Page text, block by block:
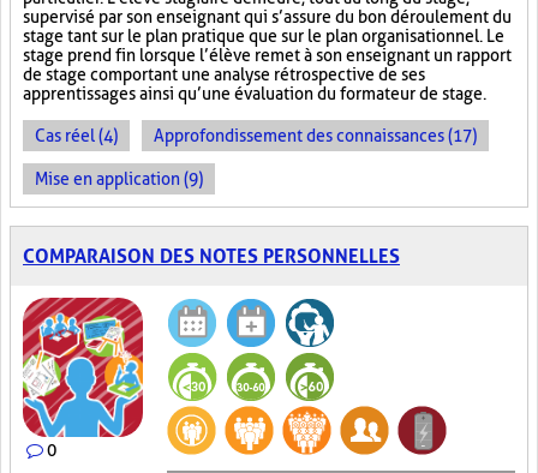
supervisé par son enseignant qui s’assure du bon déroulement du
stage tant sur le plan pratique que sur le plan organisationnel. Le
stage prend fin lorsque l’élève remet à son enseignant un rapport
de stage comportant une analyse rétrospective de ses
apprentissages ainsi qu’une évaluation du formateur de stage.
Cas réel (4) Approfondissement des connaissances (17)
Mise en application (9)
COMPARAISON DES NOTES PERSONNELLES
0